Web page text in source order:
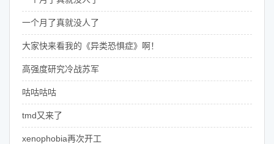
一个月了真就没人了
大家快来看我的《异类恐惧症》啊！
高强度研究冷战苏军
咕咕咕咕
tmd又来了
xenophobia再次开工